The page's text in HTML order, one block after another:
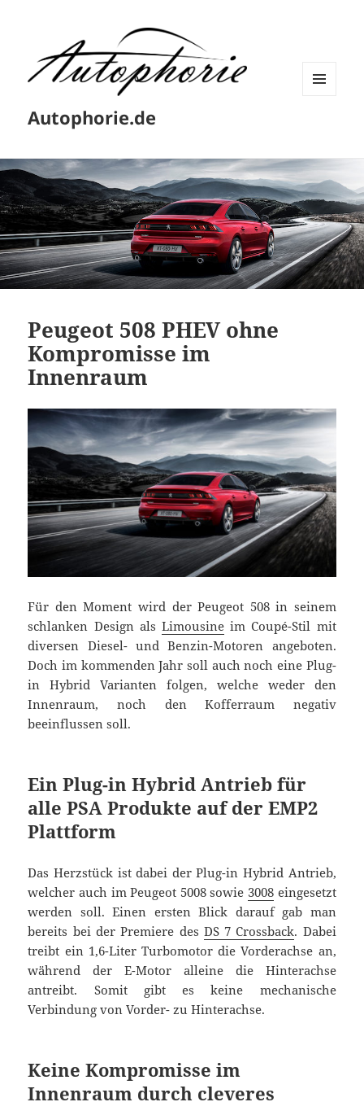
Autophorie.de
Peugeot 508 PHEV ohne
Kompromisse im
Innenraum
Für den Moment wird der Peugeot 508 in seinem
schlanken Design als Limousine im Coupé-Stil mit
diversen Diesel- und Benzin-Motoren angeboten.
Doch im kommenden Jahr soll auch noch eine Plug-
in Hybrid Varianten folgen, welche weder den
Innenraum, noch den Kofferraum negativ
beeinflussen soll.
Ein Plug-in Hybrid Antrieb für
alle PSA Produkte auf der EMP2
Plattform
Das Herzstück ist dabei der Plug-in Hybrid Antrieb,
welcher auch im Peugeot 5008 sowie 3008eingesetzt
werden soll. Einen ersten Blick darauf gab man
bereits bei der Premiere des DS 7 Crossback. Dabei
treibt ein 1,6-Liter Turbomotor die Vorderachse an,
während der E-Motor alleine die Hinterachse
antreibt. Somit gibt es keine mechanische
Verbindung von Vorder- zu Hinterachse.
Keine Kompromisse im
Innenraum durch cleveres